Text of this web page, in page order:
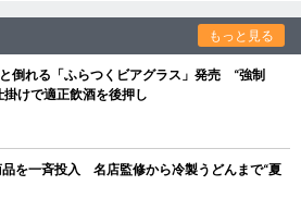
もっと見る
倒れる「ふらつくビアグラス」発売 “強制
掛けで適正飲酒を後押し
を一斉投入 名店監修から冷製うどんまで“夏